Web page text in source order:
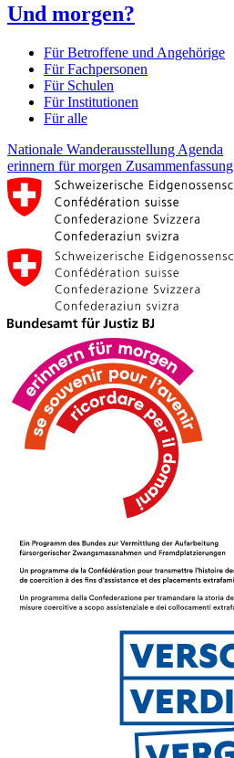
Und morgen?
Für Betroffene und Angehörige
Für Fachpersonen
Für Schulen
Für Institutionen
Für alle
Nationale Wanderausstellung Agenda
erinnern für morgen Zusammenfassung